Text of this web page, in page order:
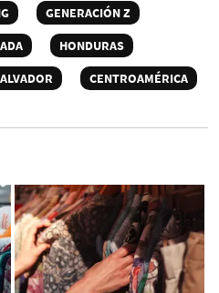
GENERACIÓN Z
HONDURAS
CENTROAMÉRICA